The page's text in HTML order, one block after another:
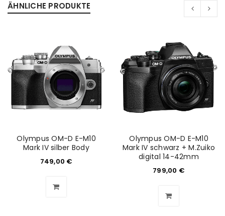
ANMELDEN
Benutzername oder E-Mail-Adresse*
WP Captcha
Angemeldet bleiben
ÄHNLICHE PRODUKTE
Olympus OM-D E-M10
Mark IV silber Body
749,00 €
Olympus OM-D E-M10
Mark IV schwarz + M.Zuiko
digital 14-42mm
799,00 €